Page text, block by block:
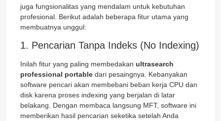
juga fungsionalitas yang mendalam untuk kebutuhan
profesional. Berikut adalah beberapa fitur utama yang
membuatnya unggul:
1. Pencarian Tanpa Indeks (No Indexing)
Inilah fitur yang paling membedakan ultrasearch
professional portable dari pesaingnya. Kebanyakan
software pencari akan membebani beban kerja CPU dan
disk karena proses indexing yang berjalan di latar
belakang. Dengan membaca langsung MFT, software ini
memberikan hasil pencarian seketika setelah Anda